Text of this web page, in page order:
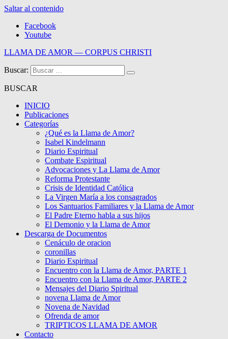
Saltar al contenido
Facebook
Youtube
LLAMA DE AMOR — CORPUS CHRISTI
Blog de la Llama de Amor
Buscar:
BUSCAR
INICIO
Publicaciones
Categorías
¿Qué es la Llama de Amor?
Isabel Kindelmann
Diario Espiritual
Combate Espiritual
Advocaciones y La Llama de Amor
Reforma Protestante
Crisis de Identidad Católica
La Virgen María a los consagrados
Los Santuarios Familiares y la Llama de Amor
El Padre Eterno habla a sus hijos
El Demonio y la Llama de Amor
Descarga de Documentos
Cenáculo de oracion
coronillas
Diario Espiritual
Encuentro con la Llama de Amor, PARTE 1
Encuentro con la Llama de Amor, PARTE 2
Mensajes del Diario Spiritual
novena Llama de Amor
Novena de Navidad
Ofrenda de amor
TRIPTICOS LLAMA DE AMOR
Contacto